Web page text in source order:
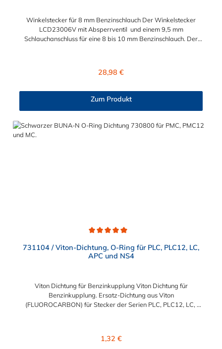
Winkelstecker für 8 mm Benzinschlauch Der Winkelstecker
LCD23006V mit Absperrventil und einem 9,5 mm
Schlauchanschluss für eine 8 bis 10 mm Benzinschlauch. Der
die 9,5 mm Schlauchtülle auch in 8 mm Benzinschlauch, wenn
etwas größer als der Schlauchinnendurchmesser vom
passend für folgende und viele weitere Motorradhersteller:
APRILLA CAGIVA DUCATI KTM MV AGUSTA TRIUMPH
Regulärer Preis:
28,98 €
Zum Produkt
731104 / Viton-Dichtung, O-Ring für PLC, PLC12, LC,
APC und NS4
Viton Dichtung für Benzinkupplung Viton Dichtung für
Benzinkupplung. Ersatz-Dichtung aus Viton
(FLUOROCARBON) für Stecker der Serien PLC, PLC12, LC,
Regulärer Preis:
1,32 €